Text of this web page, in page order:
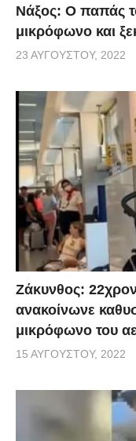
Νάξος: Ο παπάς
μικρόφωνο και
23 ΑΥΓΟΎΣΤΟΥ, 2022
Ζάκυνθος:
ανακοίνωνε
μικρόφωνο του
15 ΑΥΓΟΎΣΤΟΥ, 2022